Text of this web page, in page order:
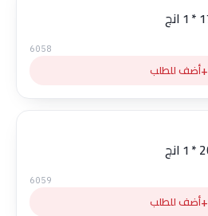
6058
+أضف للطلب
6059
+أضف للطلب